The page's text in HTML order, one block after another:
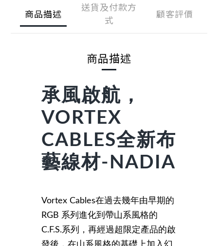
商品描述
送貨及付款方
式
顧客評價
商品描述
承風啟航，
VORTEX
CABLES全新布
藝線材-NADIA
Vortex Cables在過去幾年由早期的
RGB 系列進化到帶山系風格的
C.F.S.系列，再經過超限定產品的啟